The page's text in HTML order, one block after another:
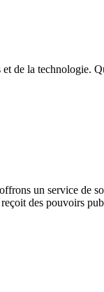
et de la technologie.
un service de
des pouvoirs